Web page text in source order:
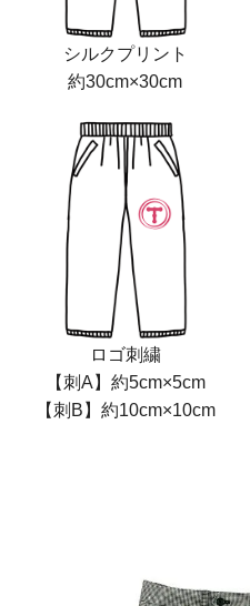
シルクプリント
約30cm×30cm
ロゴ刺繍
【刺A】約5cm×5cm
【刺B】約10cm×10cm